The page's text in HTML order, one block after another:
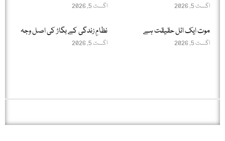
اگست 5, 2026 اگست 5, 2026
موت ایک اٹل حقیقت ہے
اگست 5, 2026
نظامِ زندگی کے بگاڑ کی اصل وجہ
اگست 5, 2026